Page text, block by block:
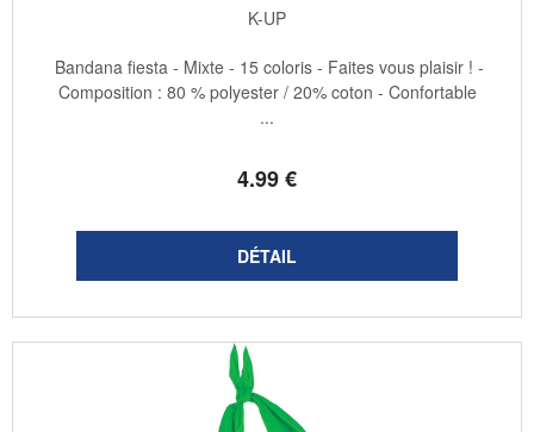
K-UP
4.99€
Bandana fiesta - Mixte - 15 coloris - Faites vous plaisir ! -
Composition : 80 % polyester / 20% coton - Confortable
...